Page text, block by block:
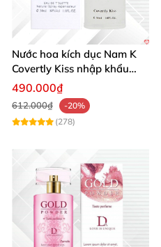
Nước hoa kích dục Nam K
Covertly Kiss nhập khẩu
chính hãng quyến rũ
490.000₫
612.000₫
-20%
(278)